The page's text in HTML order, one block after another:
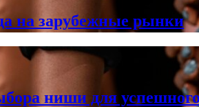
на зарубежные рынки
ниши для